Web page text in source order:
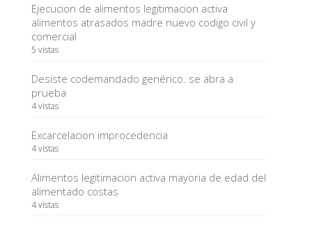
Ejecucion de alimentos legitimacion activa
alimentos atrasados madre nuevo codigo civil y
comercial
5 vistas
Desiste codemandado genérico. se abra a
prueba
4 vistas
Excarcelacion improcedencia
4 vistas
Alimentos legitimacion activa mayoria de edad del
alimentado costas
4 vistas